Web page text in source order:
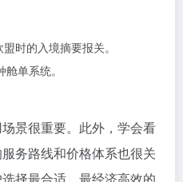
时的入境摘要报关。
单系统。
景很重要。此外，学会看
务路线和价格体系也很关